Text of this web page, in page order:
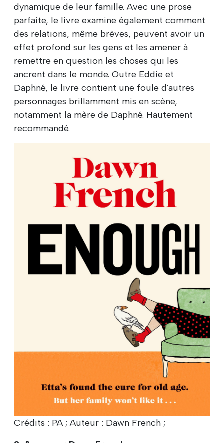
dynamique de leur famille. Avec une prose
parfaite, le livre examine également comment
des relations, même brèves, peuvent avoir un
effet profond sur les gens et les amener à
remettre en question les choses qui les
ancrent dans le monde. Outre Eddie et
Daphné, le livre contient une foule d'autres
personnages brillamment mis en scène,
notamment la mère de Daphné. Hautement
recommandé.
Crédits : PA ; Auteur : Dawn French ;